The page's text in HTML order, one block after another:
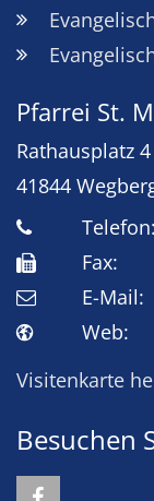
Pfarrei St.
Rathausplatz 4
41844
Telefon:
Fax:
E-Mail:
Web:
Visitenkarte
Besuchen